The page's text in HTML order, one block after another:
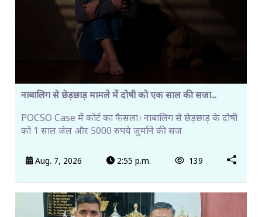
नाबालिग से छेड़छाड़ मामले में दोषी को एक साल की सजा...
POCSO Case में कोर्ट का फैसला। नाबालिग से छेड़छाड़ के दोषी
को 1 साल जेल और 5000 रुपये जुर्माने की सज
Aug. 7, 2026 2:55 p.m. 139